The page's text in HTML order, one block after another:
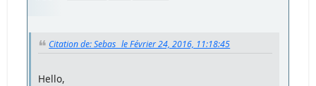
Citation de: Sebas_ le Février 24, 2016, 11:18:45
Hello,